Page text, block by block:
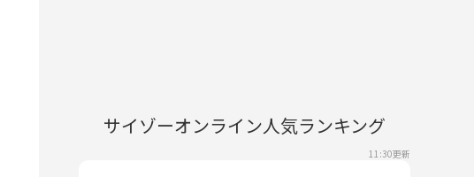
サイゾーオンライン人気ランキング
11:30更新